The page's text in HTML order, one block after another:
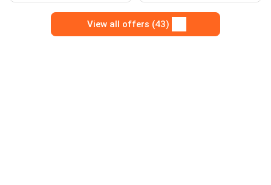
View all offers (43)